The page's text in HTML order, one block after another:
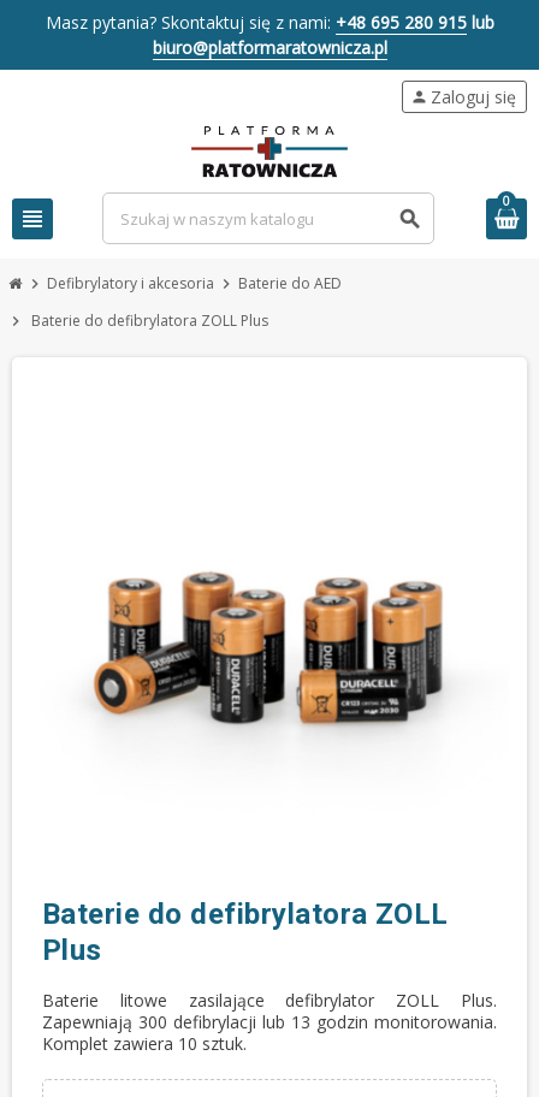
Masz pytania? Skontaktuj się z nami: +48 695 280 915lub
biuro@platformaratownicza.pl
view_headline search
person Zaloguj się
0
chevron_right Defibrylatory i akcesoria chevron_right Baterie do AED
chevron_right Baterie do defibrylatora ZOLL Plus
Baterie do defibrylatora ZOLL
Plus
Baterie litowe zasilające defibrylator ZOLL Plus.
Zapewniają 300 defibrylacji lub 13 godzin monitorowania.
Komplet zawiera 10 sztuk.